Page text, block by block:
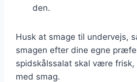
den.
Husk at smage til undervejs,
smagen efter dine egne
spidskålssalat skal være
med smag.